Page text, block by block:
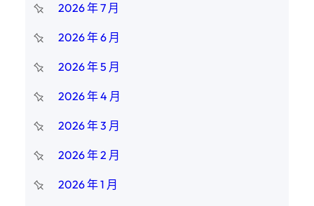
2026 年 7 月
2026 年 6 月
2026 年 5 月
2026 年 4 月
2026 年 3 月
2026 年 2 月
2026 年 1 月